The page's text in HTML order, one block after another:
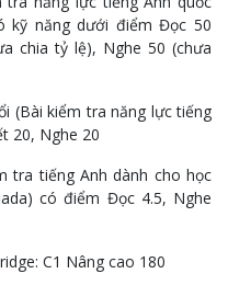
kỹ năng dưới điểmĐọc 50
chia tỷ lệ), Nghe 50 (chưa
(Bài kiểm tra năng lực tiếng
20, Nghe 20
tra tiếng Anh dành cho học
) có điểm Đọc 4.5, Nghe
: C1 Nâng cao 180